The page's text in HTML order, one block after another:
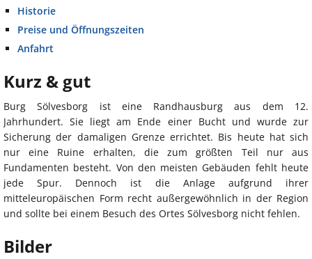
Historie
Preise und Öffnungszeiten
Anfahrt
Kurz & gut
Burg Sölvesborg ist eine Randhausburg aus dem 12.
Jahrhundert. Sie liegt am Ende einer Bucht und wurde zur
Sicherung der damaligen Grenze errichtet. Bis heute hat sich
nur eine Ruine erhalten, die zum größten Teil nur aus
Fundamenten besteht. Von den meisten Gebäuden fehlt heute
jede Spur. Dennoch ist die Anlage aufgrund ihrer
mitteleuropäischen Form recht außergewöhnlich in der Region
und sollte bei einem Besuch des Ortes Sölvesborg nicht fehlen.
Bilder